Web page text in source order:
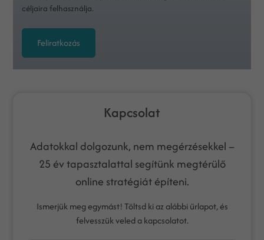
céljaira felhasználja.
Feliratkozás
Kapcsolat
Adatokkal dolgozunk, nem megérzésekkel –
25 év tapasztalattal segítünk megtérülő
online stratégiát építeni.
Ismerjük meg egymást! Töltsd ki az alábbi űrlapot, és
felvesszük veled a kapcsolatot.